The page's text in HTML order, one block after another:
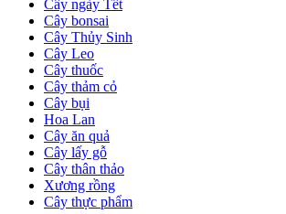
Cây ngày Tết
Cây bonsai
Cây Thủy Sinh
Cây Leo
Cây thuốc
Cây thảm cỏ
Cây bụi
Hoa Lan
Cây ăn quả
Cây lấy gỗ
Cây thân thảo
Xương rồng
Cây thực phẩm